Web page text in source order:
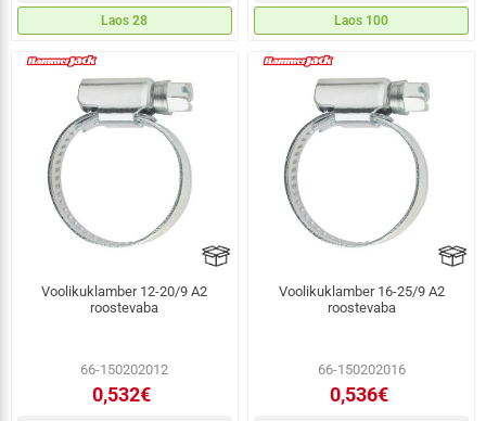
Laos 28 Laos 100
Voolikuklamber 12-20/9 A2
roostevaba
66-150202012
0,532€
Voolikuklamber 16-25/9 A2
roostevaba
66-150202016
0,536€